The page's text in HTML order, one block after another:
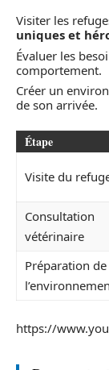
Visiter les
uniques et
Évaluer les
comportement.
Créer un
de son arrivée.
Étape
Visite du
Consultation
vétérinaire
Préparation de
https://